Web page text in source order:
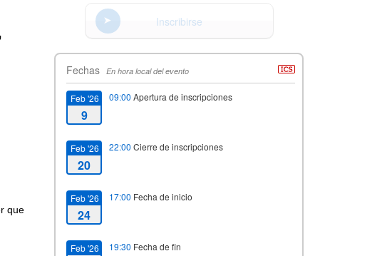
que
Inscribirse
Fechas En hora local del evento
Feb '26
9
09:00 Apertura de inscripciones
Feb '26
20
22:00 Cierre de inscripciones
Feb '26
24
17:00 Fecha de inicio
Feb '26 19:30 Fecha de fin